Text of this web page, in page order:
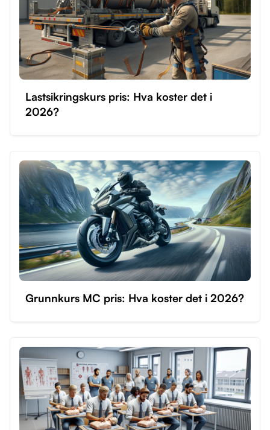
gir fleksibilitet, men det er viktig at både du og den
ansvarlige er i stand til å kjøre trygt. Det anbefales å
starte opplæringen hos en trafikkskole for å få en
solid grunnopplæring før du begynner privat kjøring.
Lastsikringskurs pris: Hva koster det i
2026?
Grunnkurs MC pris: Hva koster det i 2026?